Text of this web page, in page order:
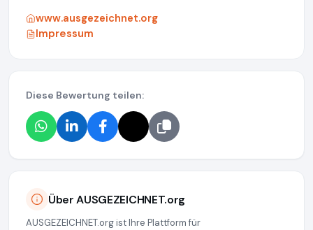
www.ausgezeichnet.org
Impressum
Diese Bewertung teilen:
Über AUSGEZEICHNET.org
AUSGEZEICHNET.org ist Ihre Plattform für